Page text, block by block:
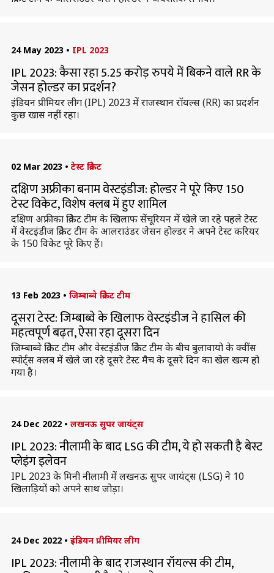
24 May 2023 • IPL 2023
IPL 2023: कैसा रहा 5.25 करोड़ रुपये में बिकने वाले RR के
जेसन होल्डर का प्रदर्शन?
इंडियन प्रीमियर लीग (IPL) 2023 में राजस्थान रॉयल्स (RR) का प्रदर्शन
कुछ खास नहीं रहा।
02 Mar 2023 • टेस्ट क्रिकेट
दक्षिण अफ्रीका बनाम वेस्टइंडीज: होल्डर ने पूरे किए 150
टेस्ट विकेट, विशेष क्लब में हुए शामिल
दक्षिण अफ्रीका क्रिकेट टीम के खिलाफ सेंचूरियन में खेले जा रहे पहले टेस्ट
में वेस्टइंडीज क्रिकेट टीम के आलराउंडर जेसन होल्डर ने अपने टेस्ट करियर
के 150 विकेट पूरे किए हैं।
13 Feb 2023 • जिम्बाब्वे क्रिकेट टीम
दूसरा टेस्ट: जिम्बाब्वे के खिलाफ वेस्टइंडीज ने हासिल की
महत्वपूर्ण बढ़त, ऐसा रहा दूसरा दिन
जिम्बाब्वे क्रिकेट टीम और वेस्टइंडीज क्रिकेट टीम के बीच बुलावायो के क्वींस
स्पोर्ट्स क्लब में खेले जा रहे दूसरे टेस्ट मैच के दूसरे दिन का खेल खत्म हो
गया है।
24 Dec 2022 • लखनऊ सुपर जायंट्स
IPL 2023: नीलामी के बाद LSG की टीम, ये हो सकती है बेस्ट
प्लेइंग इलेवन
IPL 2023 के मिनी नीलामी में लखनऊ सुपर जायंट्स (LSG) ने 10
खिलाड़ियों को अपने साथ जोड़ा।
24 Dec 2022 • इंडियन प्रीमियर लीग
IPL 2023: नीलामी के बाद राजस्थान रॉयल्स की टीम,